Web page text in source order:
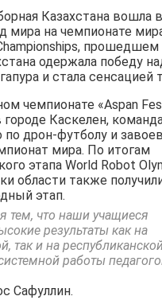
Казахстана вошла
мира на чемпионате
одержала победу
и стала сенсацией
чемпионате «Aspan
Каскелен,
по дрон-футболу и
мира. По итогам
этапа World Robot
области также
этап.
тем, что наши учащиеся
результаты как на
так и на
работы
Сафуллин.